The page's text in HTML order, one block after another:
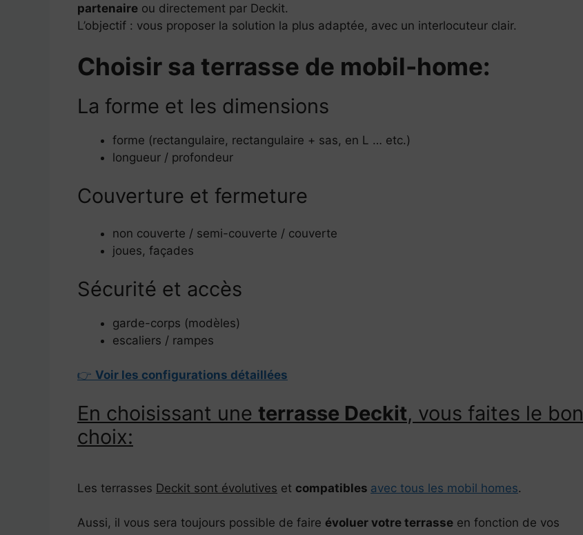
partenaire ou directement par Deckit.
L’objectif : vous proposer la solution la plus adaptée, avec un interlocuteur clair.
Choisir sa terrasse de mobil-home:
La forme et les dimensions
forme (rectangulaire, rectangulaire + sas, en L … etc.)
longueur / profondeur
Couverture et fermeture
non couverte / semi-couverte / couverte
joues, façades
Sécurité et accès
garde-corps (modèles)
escaliers / rampes
👉 Voir les configurations détaillées
En choisissant une terrasse Deckit, vous faites le bon
choix:
Les terrasses Deckit sont évolutives et compatibles avec tous les mobil homes.
Aussi, il vous sera toujours possible de faire évoluer votre terrasse en fonction de vos